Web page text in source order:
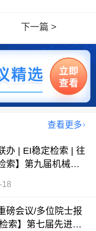
下一篇 >
查看更多
办 | EI稳定检索 | 往
索】第九届机械工
18
磅会议/多位院士报
索】第七届先进材